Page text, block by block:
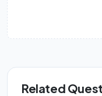
Related